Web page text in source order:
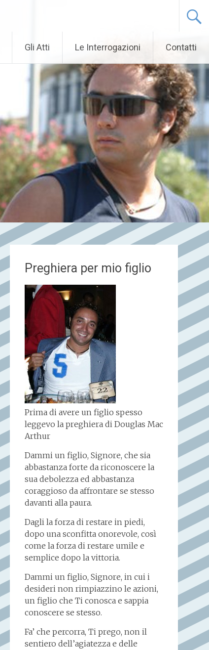
Gli Atti Le Interrogazioni Contatti
Preghiera per mio figlio
Prima di avere un figlio spesso
leggevo la preghiera di Douglas Mac
Arthur
Dammi un figlio, Signore, che sia
abbastanza forte da riconoscere la
sua debolezza ed abbastanza
coraggioso da affrontare se stesso
davanti alla paura.
Dagli la forza di restare in piedi,
dopo una sconfitta onorevole, così
come la forza di restare umile e
semplice dopo la vittoria.
Dammi un figlio, Signore, in cui i
desideri non rimpiazzino le azioni,
un figlio che Ti conosca e sappia
conoscere se stesso.
Fa’ che percorra, Ti prego, non il
sentiero dell’agiatezza e delle